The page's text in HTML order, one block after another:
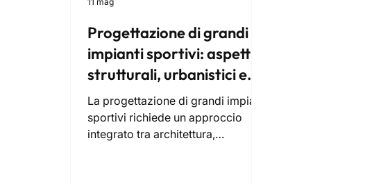
Progettazione di grandi
impianti sportivi: aspetti
strutturali, urbanistici e
criteri tecnici
La progettazione di grandi impianti
sportivi richiede un approccio
integrato tra architettura,